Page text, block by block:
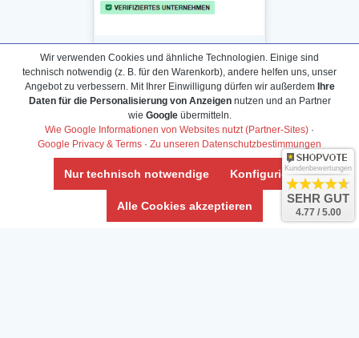
Daten­schutz­erklärung
Widerrufs­recht /Widerrufs­formular
AGB & Info
Impressum
Umwelt und Entsorgung
Vertrag widerrufen
Wir verwenden Cookies und ähnliche Technologien. Einige sind
technisch notwendig (z. B. für den Warenkorb), andere helfen uns, unser
Angebot zu verbessern. Mit Ihrer Einwilligung dürfen wir außerdem Ihre
Daten für die Personalisierung von Anzeigennutzen und an Partner
wie Googleübermitteln.
Wie Google Informationen von Websites nutzt (Partner-Sites) ·
Google Privacy & Terms · Zu unseren Datenschutzbestimmungen
Nur technisch notwendige Konfigurieren
Alle Cookies akzeptieren
Kundenbewertungen
SEHR GUT
4.77 / 5.00